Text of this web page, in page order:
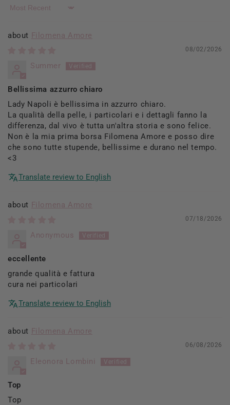
Sort by
Filomena Amore
08/02/2026
Summer
Bellissima azzurro chiaro
Lady Napoli è bellissima in azzurro chiaro.
La qualità della pelle, i particolari e i dettagli fanno la
differenza, dal vivo è tutta un'altra storia e sono felice.
Non è la mia prima borsa Filomena Amore e posso dire
che sono tutte stupende, bellissime e durano nel tempo.
<3
Translate review to English
Filomena Amore
07/18/2026
Anonymous
eccellente
grande qualità e fattura
cura nei particolari
Translate review to English
Filomena Amore
06/08/2026
Eleonora Lombini
Top
Top